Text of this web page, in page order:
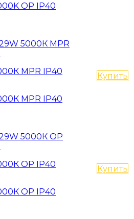
OP IP40
MPR IP40
MPR IP40
Купить
OP IP40
OP IP40
Купить